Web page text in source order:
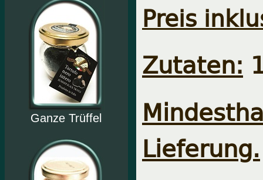
Ganze Trüffel
Preis
Zutaten:
Lieferung.